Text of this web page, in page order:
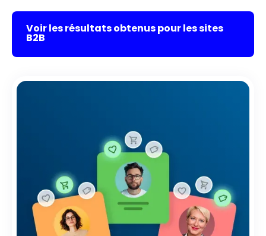
Voir les résultats obtenus pour les sites
B2B